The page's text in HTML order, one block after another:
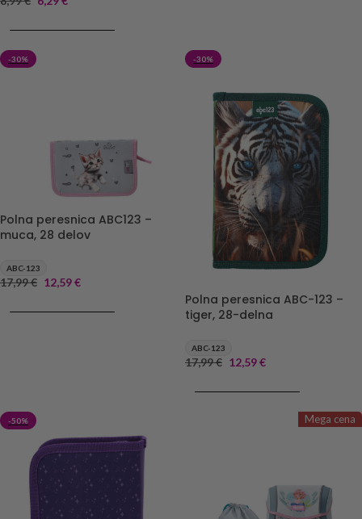
-30%
Polna peresnica ABC123 –
muca, 28 delov
ABC-123
17,99€ 12,59€
-30%
Polna peresnica ABC-123 –
tiger, 28-delna
ABC-123
17,99€ 12,59€
-50% Mega cena